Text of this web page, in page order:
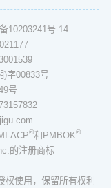
10203241号-14
)字00833号
号
ACP®和PMBOK®
的注册商标
权使用，保留所有权利